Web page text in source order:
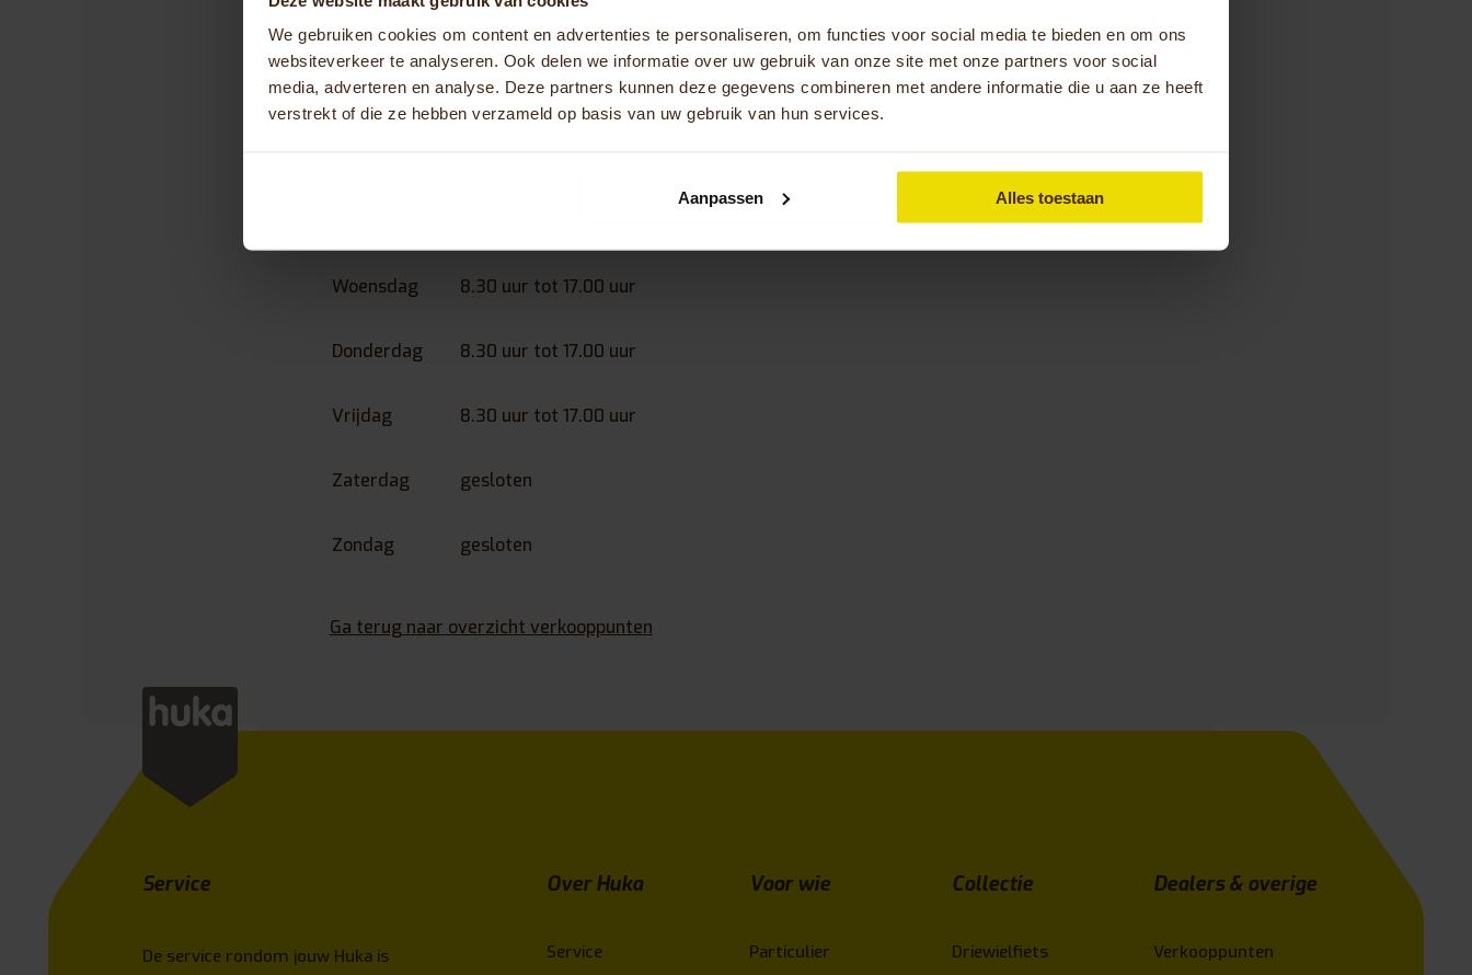
We gebruiken cookies om content en advertenties te personaliseren, om functies voor social media te bieden en om ons
websiteverkeer te analyseren. Ook delen we informatie over uw gebruik van onze site met onze partners voor social
media, adverteren en analyse. Deze partners kunnen deze gegevens combineren met andere informatie die u aan ze heeft
verstrekt of die ze hebben verzameld op basis van uw gebruik van hun services.
Aanpassen Alles toestaan
Telefoonnummer:
088-5005985
Openingstijden Kersten Hulpmiddelen Cuijk | WLZ
Woensdag 8.30 uur tot 17.00 uur
Donderdag 8.30 uur tot 17.00 uur
Vrijdag 8.30 uur tot 17.00 uur
Zaterdag gesloten
Zondag gesloten
Ga terug naar overzicht verkooppunten
Service
De service rondom jouw Huka is
Over Huka
Service
Voor wie
Particulier
Collectie
Driewielfiets
Dealers & overige
Verkooppunten